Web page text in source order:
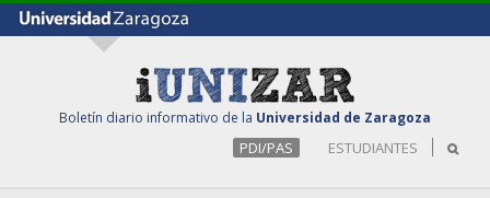
Boletín diario informativo de la Universidad de Zaragoza
PDI/PAS ESTUDIANTES